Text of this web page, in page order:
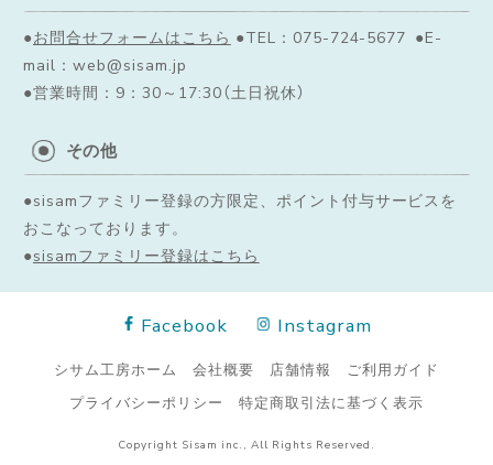
●お問合せフォームはこちら ●TEL：075-724-5677 ●E-
mail：web@sisam.jp
●営業時間：9：30～17:30（土日祝休）
その他
●sisamファミリー登録の方限定、ポイント付与サービスを
おこなっております。
●sisamファミリー登録はこちら
Facebook Instagram
シサム工房ホーム 会社概要 店舗情報
ご利用ガイド
プライバシーポリシー
特定商取引法に基づく表示
Copyright Sisam inc., All Rights Reserved.